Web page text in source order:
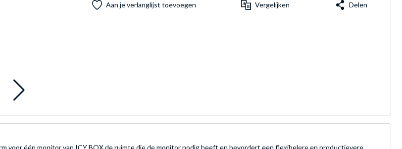
Aan je verlanglijst toevoegen Vergelijken Delen